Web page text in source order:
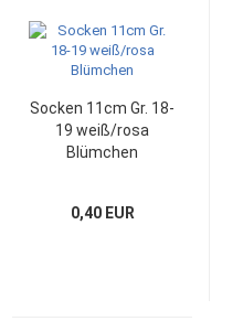
Socken 11cm Gr. 18-
19 weiß/rosa
Blümchen
0,40 EUR